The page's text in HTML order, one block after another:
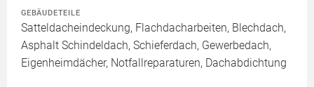
GEBÄUDETEILE
Satteldacheindeckung, Flachdacharbeiten, Blechdach,
Asphalt Schindeldach, Schieferdach, Gewerbedach,
Eigenheimdächer, Notfallreparaturen, Dachabdichtung